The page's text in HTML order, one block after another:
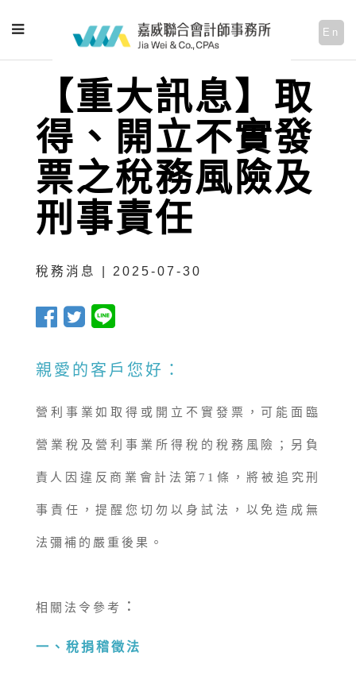
En
【重大訊息】取
得、開立不實發
票之稅務風險及
刑事責任
稅務消息 | 2025-07-30
親愛的客戶您好：
營利事業如取得或開立不實發票，可能面臨
營業稅及營利事業所得稅的稅務風險；另負
責人因違反商業會計法第71條，將被追究刑
事責任，提醒您切勿以身試法，以免造成無
法彌補的嚴重後果。
相關法令參考 ：
一、稅捐稽徵法